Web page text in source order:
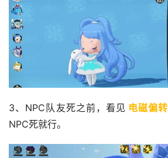
3、NPC队友死之前，看见 电磁偏转
NPC死就行。